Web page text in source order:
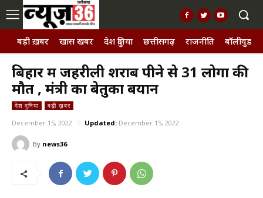
बड़ी ख़बर खास खबर देश दुनिया छत्तीसगढ़ राजनीति बॉलीवुड,
बिहार में जहरीली शराब पीने से 31 लोगों की
मौत , मंत्री का बेतुका बयान
देश दुनिया बड़ी ख़बर
December 15, 2022 Updated: December 15, 2022
By news36